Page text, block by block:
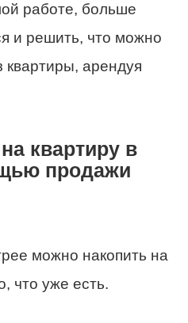
работе, больше
и решить, что можно
квартиры, арендуя
квартиру в
продажи
можно накопить на
что уже есть.